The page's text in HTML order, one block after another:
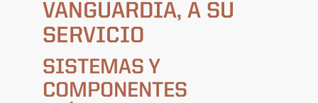
VANGUARDIA, A SU
SERVICIO
SISTEMAS Y
COMPONENTES